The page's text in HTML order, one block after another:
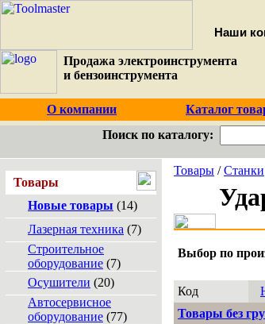
Продажа электроинструмента
и бензоинструмента
Наши
О компании Каталог
Поиск по каталогу:
Товары
Новые товары (14)
Лазерная техника (7)
Строительное
оборудование (7)
Осушители (20)
Автосервисное
оборудование (77)
Товары /Станки
Выбор по
Код
Товары без